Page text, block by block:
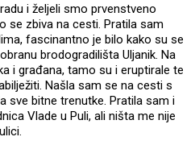
i željeli smo prvenstveno
se zbiva na cesti. Pratila sam
fascinantno je bilo kako su se
brodogradilišta Uljanik. Na
i građana, tamo su i eruptirale te
Našla sam se na cesti s
sve bitne trenutke. Pratila sam i
Vlade u Puli, ali ništa me nije